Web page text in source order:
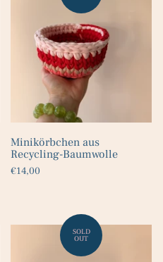
Minikörbchen aus
Recycling-Baumwolle
€14,00